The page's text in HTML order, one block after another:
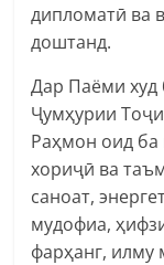
дипломатӣ ва
доштанд.
Дар Паёми
Ҷумҳурии
Раҳмон оид ба
хориҷӣ ва
саноат,
мудофиа,
фарҳанг,